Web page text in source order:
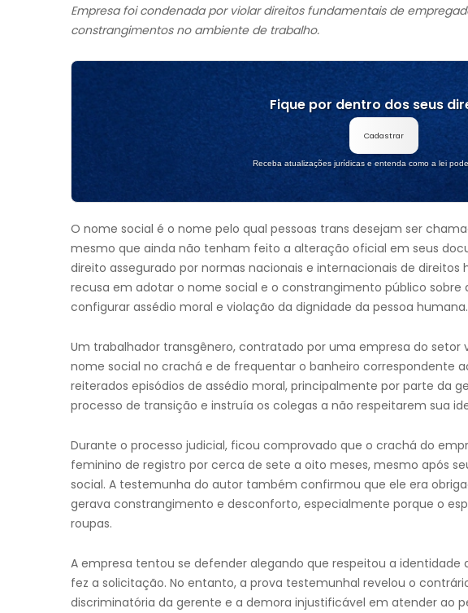
Empresa foi condenada por violar direitos fundamentais de
constrangimentos no ambiente de trabalho.
Fique por dentro dos seus
Cadastrar
Receba atualizações jurídicas e entenda como a lei
O nome social é o nome pelo qual pessoas trans desejam ser
mesmo que ainda não tenham feito a alteração oficial em seus
direito assegurado por normas nacionais e internacionais de direitos
recusa em adotar o nome social e o constrangimento público sobre
configurar assédio moral e violação da dignidade da pessoa humana.
Um trabalhador transgênero, contratado por uma empresa do setor
nome social no crachá e de frequentar o banheiro correspondente
reiterados episódios de assédio moral, principalmente por parte da
processo de transição e instruía os colegas a não respeitarem sua
Durante o processo judicial, ficou comprovado que o crachá do
feminino de registro por cerca de sete a oito meses, mesmo após
social. A testemunha do autor também confirmou que ele era
gerava constrangimento e desconforto, especialmente porque o
roupas.
A empresa tentou se defender alegando que respeitou a identidade
fez a solicitação. No entanto, a prova testemunhal revelou o
discriminatória da gerente e a demora injustificável em atender ao